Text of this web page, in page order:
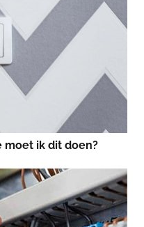
moet ik dit doen?